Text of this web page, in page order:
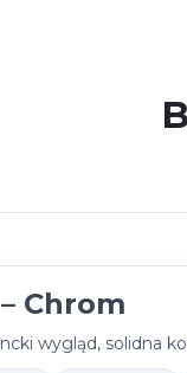
Chrom
wygląd, solidna